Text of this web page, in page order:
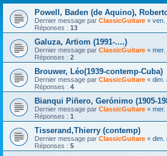
Powell, Baden (de Aquino),
Dernier message par ClassicGuitare « ven.
Réponses : 13
Galuza, Artiom (1991-....)
Dernier message par ClassicGuitare « mer.
Réponses : 2
Brouwer, Léo(1939-contemp-Cuba)
Dernier message par ClassicGuitare « dim.
Réponses : 4
Bianqui Piñero, Gerónimo (1905-
Dernier message par ClassicGuitare « mer.
Réponses : 1
Tisserand,Thierry (contemp)
Dernier message par ClassicGuitare « dim.
Réponses : 5